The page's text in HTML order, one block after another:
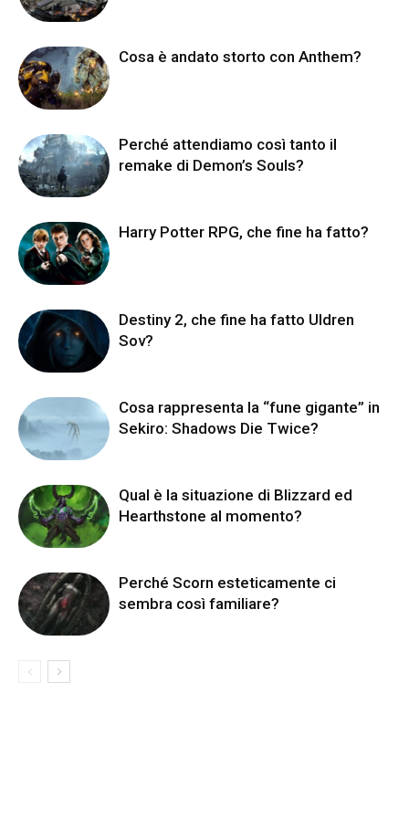
Cosa è andato storto con Anthem?
Perché attendiamo così tanto il
remake di Demon’s Souls?
Harry Potter RPG, che fine ha fatto?
Destiny 2, che fine ha fatto Uldren
Sov?
Cosa rappresenta la “fune gigante” in
Sekiro: Shadows Die Twice?
Qual è la situazione di Blizzard ed
Hearthstone al momento?
Perché Scorn esteticamente ci
sembra così familiare?